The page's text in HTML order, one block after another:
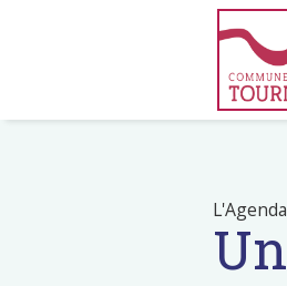
L'Agenda